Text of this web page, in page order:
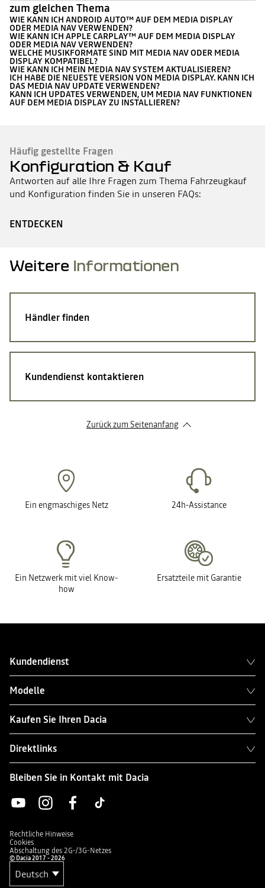
zum gleichen Thema
WIE KANN ICH ANDROID AUTO™ AUF DEM MEDIA DISPLAY
ODER MEDIA NAV VERWENDEN?
WIE KANN ICH APPLE CARPLAY™ AUF DEM MEDIA DISPLAY
ODER MEDIA NAV VERWENDEN?
WELCHE MUSIKFORMATE SIND MIT MEDIA NAV ODER MEDIA
DISPLAY KOMPATIBEL?
WIE KANN ICH MEIN MEDIA NAV SYSTEM AKTUALISIEREN?
ICH HABE DIE NEUESTE VERSION VON MEDIA DISPLAY. KANN ICH
DAS MEDIA NAV UPDATE VERWENDEN?
KANN ICH UPDATES VERWENDEN, UM MEDIA NAV FUNKTIONEN
AUF DEM MEDIA DISPLAY ZU INSTALLIEREN?
Häufig gestellte Fragen
Konfiguration & Kauf
Antworten auf alle Ihre Fragen zum Thema Fahrzeugkauf
und Konfiguration finden Sie in unseren FAQs:
ENTDECKEN
Weitere Informationen
Händler finden
Kundendienst kontaktieren
Zurück zum Seitenanfang
Ein engmaschiges Netz 24h-Assistance
Ein Netzwerk mit viel Know-
how
Ersatzteile mit Garantie
Kundendienst
Modelle
Kaufen Sie Ihren Dacia
Direktlinks
Bleiben Sie in Kontakt mit Dacia
Rechtliche Hinweise
Cookies
Abschaltung des 2G-/3G-Netzes
© Dacia 2017 - 2026